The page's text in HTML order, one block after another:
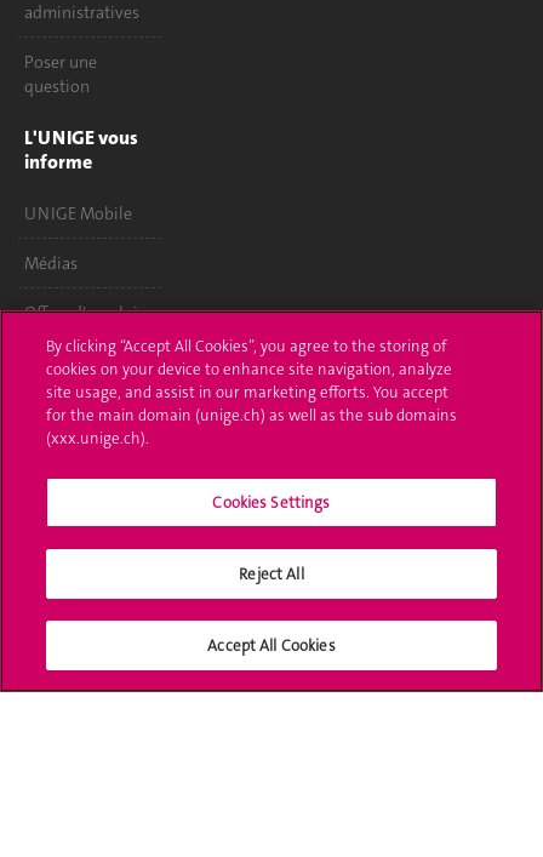
administratives
Poser une
question
L'UNIGE vous
informe
UNIGE Mobile
Médias
Offres d'emploi
Bibliothèque
Calendrier
académique
Médias sociaux
By clicking “Accept All Cookies”, you agree to the storing of
cookies on your device to enhance site navigation, analyze
site usage, and assist in our marketing efforts. You accept
for the main domain (unige.ch) as well as the sub domains
(xxx.unige.ch).
Cookies Settings
Reject All
Accept All Cookies